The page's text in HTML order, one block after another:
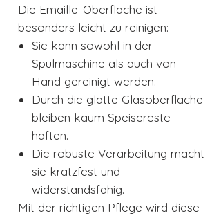
Die Emaille-Oberfläche ist
besonders leicht zu reinigen:
Sie kann sowohl in der
Spülmaschine als auch von
Hand gereinigt werden.
Durch die glatte Glasoberfläche
bleiben kaum Speisereste
haften.
Die robuste Verarbeitung macht
sie kratzfest und
widerstandsfähig.
Mit der richtigen Pflege wird diese